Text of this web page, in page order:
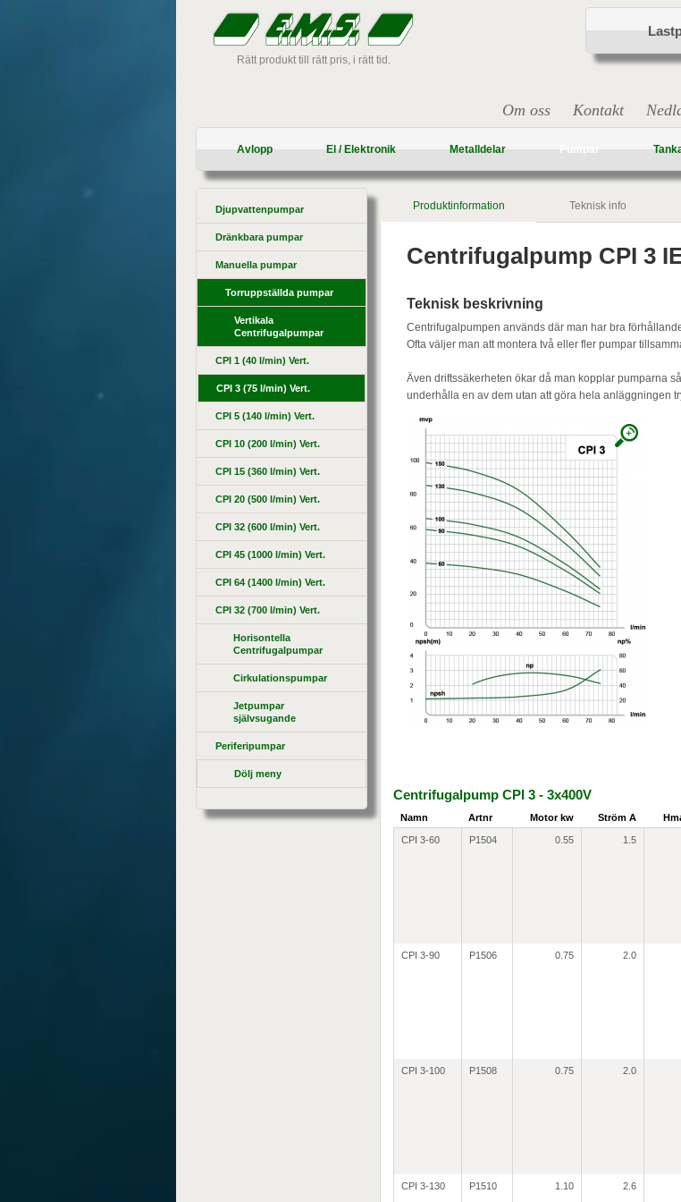
Rätt produkt till rätt pris, i rätt tid.
Om oss Kontakt
Avlopp El / Elektronik Metalldelar Pumpar
Djupvattenpumpar
Dränkbara pumpar
Manuella pumpar
Torruppställda pumpar
Vertikala
Centrifugalpumpar
CPI 1 (40 l/min) Vert.
CPI 3 (75 l/min) Vert.
CPI 5 (140 l/min) Vert.
CPI 10 (200 l/min) Vert.
CPI 15 (360 l/min) Vert.
CPI 20 (500 l/min) Vert.
CPI 32 (600 l/min) Vert.
CPI 45 (1000 l/min) Vert.
CPI 64 (1400 l/min) Vert.
CPI 32 (700 l/min) Vert.
Horisontella
Centrifugalpumpar
Cirkulationspumpar
Jetpumpar
självsugande
Periferipumpar
Dölj meny
Produktinformation Teknisk info
Centrifugalpump CPI 3
Teknisk beskrivning
Centrifugalpumpen används där man har bra
Ofta väljer man att montera två eller fler pumpar
Även driftssäkerheten ökar då man kopplar pumparna
underhålla en av dem utan att göra hela anläggningen
Centrifugalpump CPI 3 - 3x400V
Namn Artnr Motor kw Ström A
CPI 3-60 P1504 0.55 1.5
CPI 3-90 P1506 0.75 2.0
CPI 3-100 P1508 0.75 2.0
CPI 3-130 P1510 1.10 2.6